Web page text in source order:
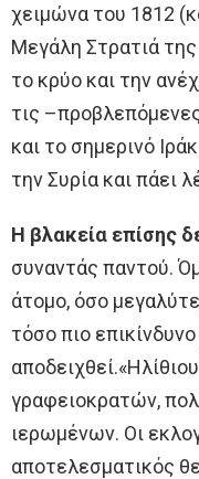
χειμώνα του 1812
Μεγάλη Στρατιά
το κρύο και την
τις
και το σημερινό
την Συρία και πάει
Η βλακεία επίσης
συναντάς παντού.
άτομο, όσο
τόσο πιο
γραφειοκρατών,
ιερωμένων. Οι
αποτελεσματικός